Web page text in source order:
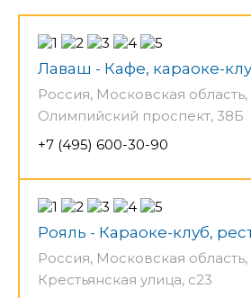
Лаваш - Кафе, караоке-
Россия, Московская
Олимпийский проспект, 38Б
+7 (495) 600-30-90
Рояль - Караоке-клуб,
Россия, Московская
Крестьянская улица, с23